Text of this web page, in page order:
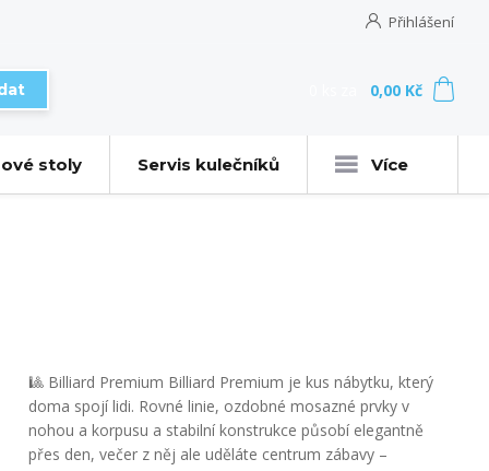
Přihlášení
0,00 Kč
stoly Servis kulečníků Více
🎱 Billiard Premium Billiard Premium je kus nábytku, který
doma spojí lidi. Rovné linie, ozdobné mosazné prvky v
nohou a korpusu a stabilní konstrukce působí elegantně
přes den, večer z něj ale uděláte centrum zábavy –